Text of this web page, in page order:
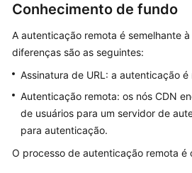
de
Configurações
de
nome
Visão
Conhecimento de fundo
A autenticação remota é semelhante
diferenças são as seguintes:
Assinatura de URL: a autenticação
Autenticação remota: os nós CDN
de usuários para um servidor de
para autenticação.
O processo de autenticação remota é